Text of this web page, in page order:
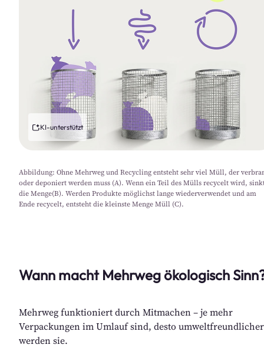
KI-unterstützt
Abbildung: Ohne Mehrweg und Recycling entsteht sehr viel Müll, der
oder deponiert werden muss (A). Wenn ein Teil des Mülls recycelt wird,
die Menge(B). Werden Produkte möglichst lange wiederverwendet und am
Ende recycelt, entsteht die kleinste Menge Müll (C).
Wann macht Mehrweg ökologisch
Mehrweg funktioniert durch Mitmachen – je mehr
Verpackungen im Umlauf sind, desto umweltfreundlicher
werden sie.